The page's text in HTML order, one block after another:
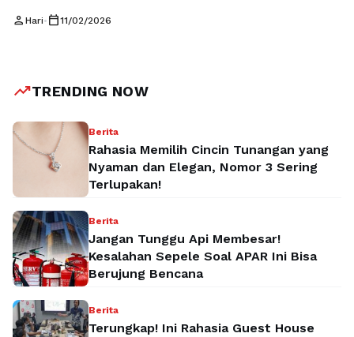
sesuai harapan. Di sinilah peran Konten bernilai & visual
Baca Selengkapnya
person Hari• calendar_today11/02/2026
trending_upTRENDING NOW
Berita
Rahasia Memilih Cincin Tunangan yang
Nyaman dan Elegan, Nomor 3 Sering
Terlupakan!
Berita
Jangan Tunggu Api Membesar!
Kesalahan Sepele Soal APAR Ini Bisa
Berujung Bencana
Berita
Terungkap! Ini Rahasia Guest House